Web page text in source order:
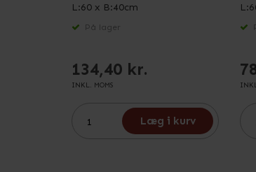
L:60 x B:40cm
På lager
134,40 kr.
INKL. MOMS
Læg i kurv